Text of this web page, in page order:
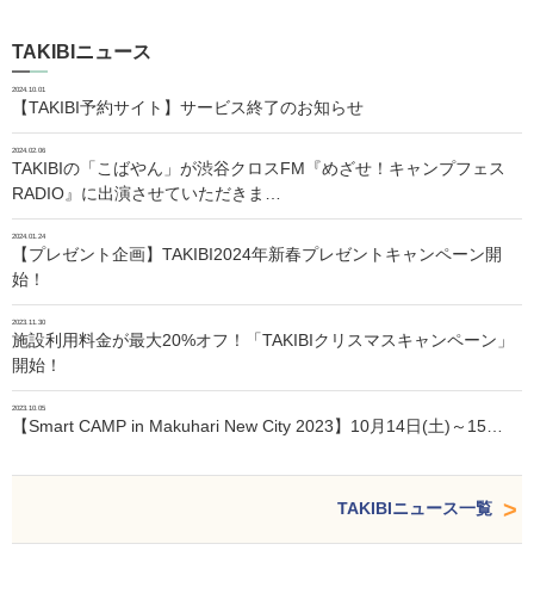
TAKIBIニュース
2024.10.01
【TAKIBI予約サイト】サービス終了のお知らせ
2024.02.06
TAKIBIの「こばやん」が渋谷クロスFM『めざせ！キャンプフェス
RADIO』に出演させていただきま…
2024.01.24
【プレゼント企画】TAKIBI2024年新春プレゼントキャンペーン開
始！
2023.11.30
施設利用料金が最大20%オフ！「TAKIBIクリスマスキャンペーン」
開始！
2023.10.05
【Smart CAMP in Makuhari New City 2023】10月14日(土)～15…
TAKIBIニュース一覧